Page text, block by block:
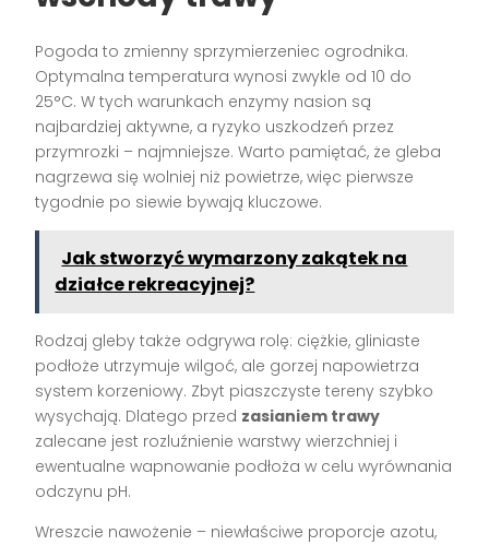
Pogoda to zmienny sprzymierzeniec ogrodnika.
Optymalna temperatura wynosi zwykle od 10 do
25°C. W tych warunkach enzymy nasion są
najbardziej aktywne, a ryzyko uszkodzeń przez
przymrozki – najmniejsze. Warto pamiętać, że gleba
nagrzewa się wolniej niż powietrze, więc pierwsze
tygodnie po siewie bywają kluczowe.
Jak stworzyć wymarzony zakątek na
działce rekreacyjnej?
Rodzaj gleby także odgrywa rolę: ciężkie, gliniaste
podłoże utrzymuje wilgoć, ale gorzej napowietrza
system korzeniowy. Zbyt piaszczyste tereny szybko
wysychają. Dlatego przed zasianiem trawy
zalecane jest rozluźnienie warstwy wierzchniej i
ewentualne wapnowanie podłoża w celu wyrównania
odczynu pH.
Wreszcie nawożenie – niewłaściwe proporcje azotu,